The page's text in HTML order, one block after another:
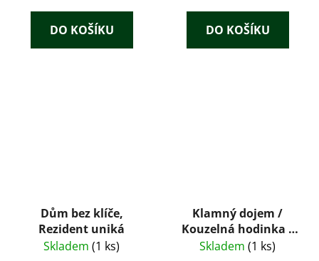
DO KOŠÍKU DO KOŠÍKU
Dům bez klíče,
Rezident uniká
Skladem (1 ks)
Klamný dojem /
Kouzelná hodinka /
Advokát / Největší
Skladem (1 ks)